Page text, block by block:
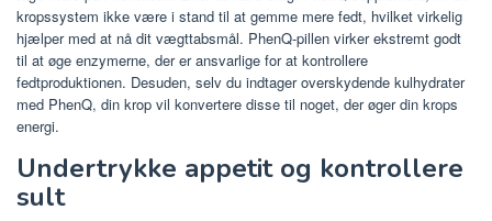
kropssystem ikke være i stand til at gemme mere fedt, hvilket virkelig
hjælper med at nå dit vægttabsmål. PhenQ-pillen virker ekstremt godt
til at øge enzymerne, der er ansvarlige for at kontrollere
fedtproduktionen. Desuden, selv du indtager overskydende kulhydrater
med PhenQ, din krop vil konvertere disse til noget, der øger din krops
energi.
Undertrykke appetit og kontrollere
sult